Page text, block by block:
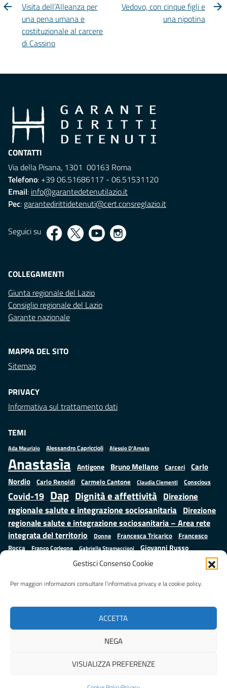
Gestisci Consenso Cookie
Per maggiori informazioni consultare l’informativa privacy e la cookie policy.
ACCETTA
NEGA
VISUALIZZA PREFERENZE
Visita dell’Alleanza per
una pena umana e
costituzionale al carcere
di Cassino
Vedovo, con cinque figli e
una nipotina
CONTATTI
Via della Pisana, 1301 00163 Roma
Telefono: +39 06.51686117 - 06.51531120
Email: info@garantedetenutilazio.it
Pec: garantedirittidetenuti@cert.consreglazio.it
Seguici su
COLLEGAMENTI
Giunta regionale del Lazio
Consiglio regionale del Lazio
Garante nazionale
MAPPA DEL SITO
Sitemap
PRIVACY
Informativa sul trattamento dati
TEMI
Ada Maurizio Alessandro Capriccioli Alessio D'Amato
Anastasìa Antigone Bruno Mellano Carceri
Carlo
Nordio Carlo Renoldi Carmelo Cantone Claudia Clementi Conscious
Covid-19 Dap Dignità e affettività Direzione
regionale salute e integrazione sociosanitaria Direzione
regionale salute e integrazione sociosanitaria – Area rete
integrata del territorio
Donne Francesca Tricarico
Francesco
Rocca
Franco Corleone Gabriella Stramaccioni Giovanni Russo
Giuseppe Emanuele Cangemi Istruzione e cultura
Mauro
Palma ministero della Giustizia Minori Misure
Regione Lazio
Salute Samuele Ciambriello
Sarah Grieco Situazione in numeri
Valentina Calderone